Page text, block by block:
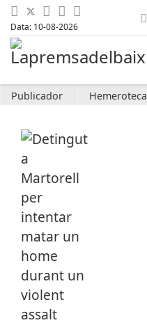
Data: 10-08-2026
Publicador Hemeroteca